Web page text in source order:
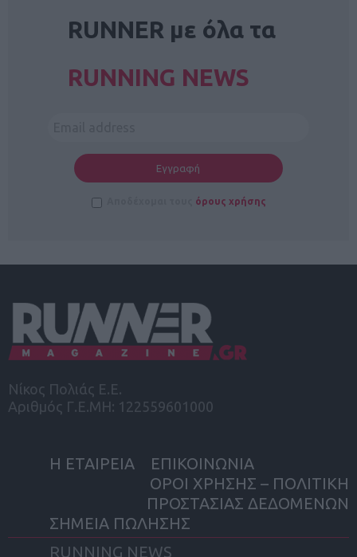
RUNNER με όλα τα
RUNNING NEWS
όρους χρήσης
Νίκος Πολιάς Ε.Ε.
Αριθμός Γ.Ε.ΜΗ: 122559601000
Η ΕΤΑΙΡΕΙΑ
ΕΠΙΚΟΙΝΩΝΙΑ
ΟΡΟΙ ΧΡΗΣΗΣ – ΠΟΛΙΤΙΚΗ
ΠΡΟΣΤΑΣΙΑΣ ΔΕΔΟΜΕΝΩΝ
ΣΗΜΕΙΑ ΠΩΛΗΣΗΣ
RUNNING NEWS